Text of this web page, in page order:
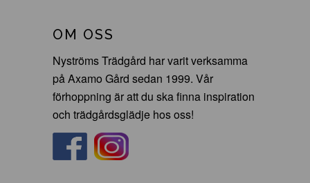
OM OSS
Nyströms Trädgård har varit verksamma
på Axamo Gård sedan 1999. Vår
förhoppning är att du ska finna inspiration
och trädgårdsglädje hos oss!